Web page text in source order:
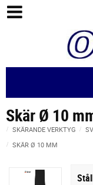
Skär Ø 10
SKÄRANDE VERKTYG
SKÄR Ø 10 MM